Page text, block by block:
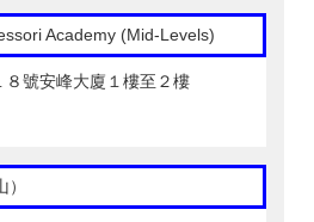
Academy (Mid-Levels)
號安峰大廈１樓至２樓